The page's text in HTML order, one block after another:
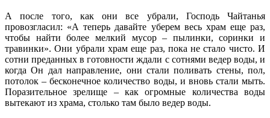
А после того, как они все убрали, Господь Чайтанья
провозгласил: «А теперь давайте уберем весь храм еще раз,
чтобы найти более мелкий мусор – пылинки, соринки и
травинки». Они убрали храм еще раз, пока не стало чисто. И
сотни преданных в готовности ждали с сотнями ведер воды, и
когда Он дал направление, они стали поливать стены, пол,
потолок – бесконечное количество воды, и вновь стали мыть.
Поразительное зрелище – как огромные количества воды
вытекают из храма, столько там было ведер воды.